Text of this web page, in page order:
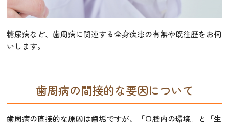
糖尿病など、歯周病に関連する全身疾患の有無や既往歴をお伺
いします。
歯周病の間接的な要因について
歯周病の直接的な原因は歯垢ですが、「口腔内の環境」と「生